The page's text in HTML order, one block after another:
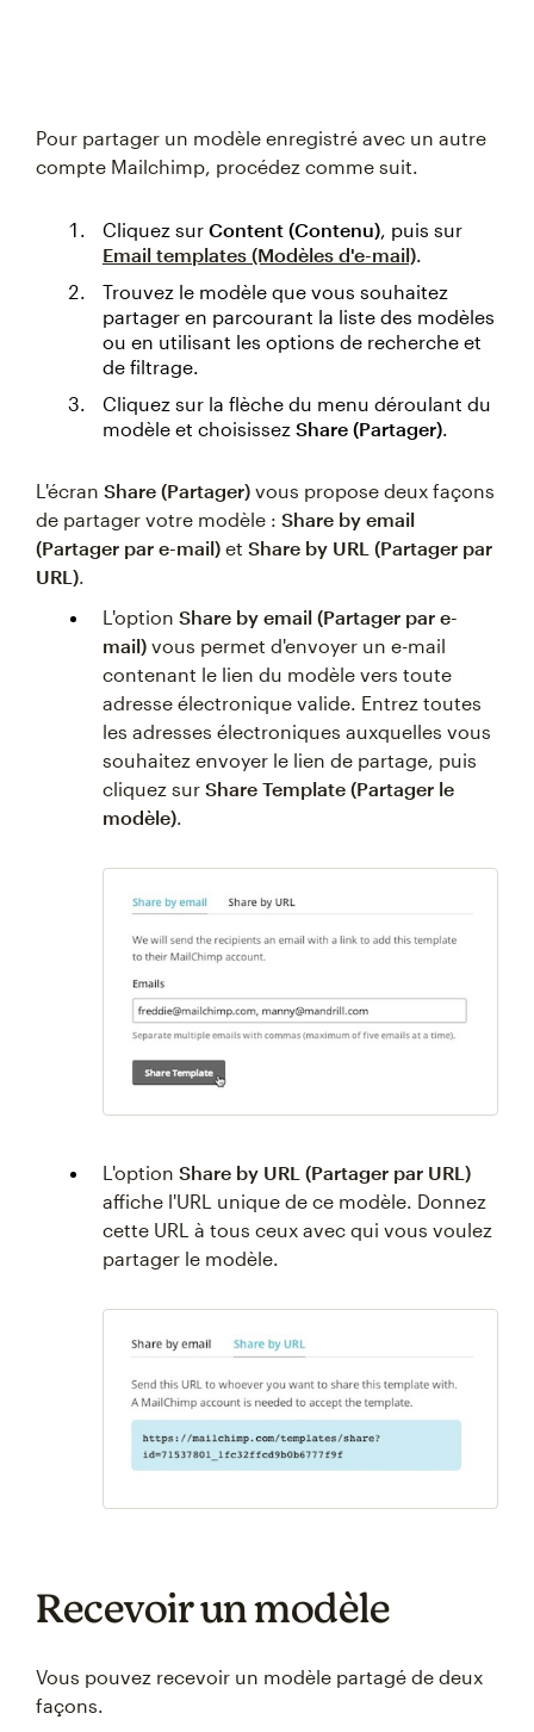
Pour partager un modèle enregistré avec un autre
compte Mailchimp, procédez comme suit.
Cliquez sur Content (Contenu), puis sur
Email templates (Modèles d'e-mail).
Trouvez le modèle que vous souhaitez
partager en parcourant la liste des modèles
ou en utilisant les options de recherche et
de filtrage.
Cliquez sur la flèche du menu déroulant du
modèle et choisissez Share (Partager).
L'écran Share (Partager) vous propose deux façons
de partager votre modèle : Share by email
(Partager par e-mail) et Share by URL (Partager par
URL).
L'option Share by email (Partager par e-
mail) vous permet d'envoyer un e-mail
contenant le lien du modèle vers toute
adresse électronique valide. Entrez toutes
les adresses électroniques auxquelles vous
souhaitez envoyer le lien de partage, puis
cliquez sur Share Template (Partager le
modèle).
L'option Share by URL (Partager par URL)
affiche l'URL unique de ce modèle. Donnez
cette URL à tous ceux avec qui vous voulez
partager le modèle.
Recevoir un modèle
Vous pouvez recevoir un modèle partagé de deux
façons.